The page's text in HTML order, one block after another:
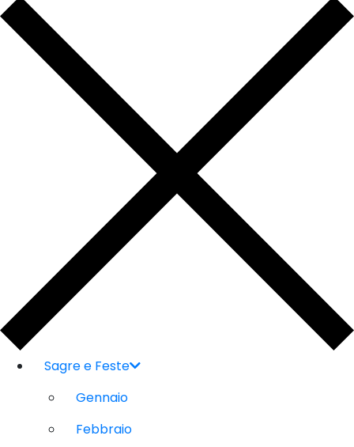
Sagre e Feste
Gennaio
Febbraio